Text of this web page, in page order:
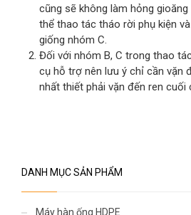
cũng sẽ không làm hỏng
thể thao tác tháo rời phụ kiện
giống nhóm C.
Đối với nhóm B, C trong thao
cụ hỗ trợ nên lưu ý chỉ cần vặn
nhất thiết phải vặn đến ren cuối
DANH MỤC SẢN PHẨM
Máy hàn ống HDPE